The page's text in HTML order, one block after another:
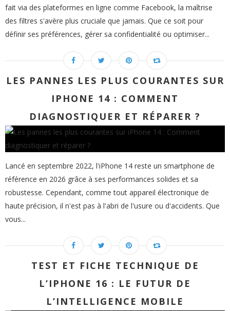
fait via des plateformes en ligne comme Facebook, la maîtrise
des filtres s'avère plus cruciale que jamais. Que ce soit pour
définir ses préférences, gérer sa confidentialité ou optimiser...
LES PANNES LES PLUS COURANTES SUR
IPHONE 14 : COMMENT
DIAGNOSTIQUER ET RÉPARER ?
Lancé en septembre 2022, l'iPhone 14 reste un smartphone de
référence en 2026 grâce à ses performances solides et sa
robustesse. Cependant, comme tout appareil électronique de
haute précision, il n'est pas à l'abri de l'usure ou d'accidents. Que
vous...
TEST ET FICHE TECHNIQUE DE
L’IPHONE 16 : LE FUTUR DE
L’INTELLIGENCE MOBILE